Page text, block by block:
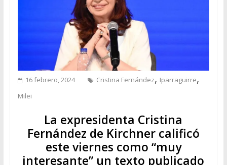
16 febrero, 2024 Cristina Fernández, Iparraguirre,
Milei
La expresidenta Cristina
Fernández de Kirchner calificó
este viernes como “muy
interesante” un texto publicado